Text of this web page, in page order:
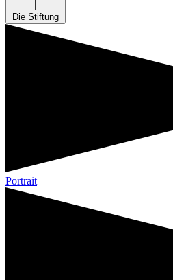
Die Stiftung
Portrait